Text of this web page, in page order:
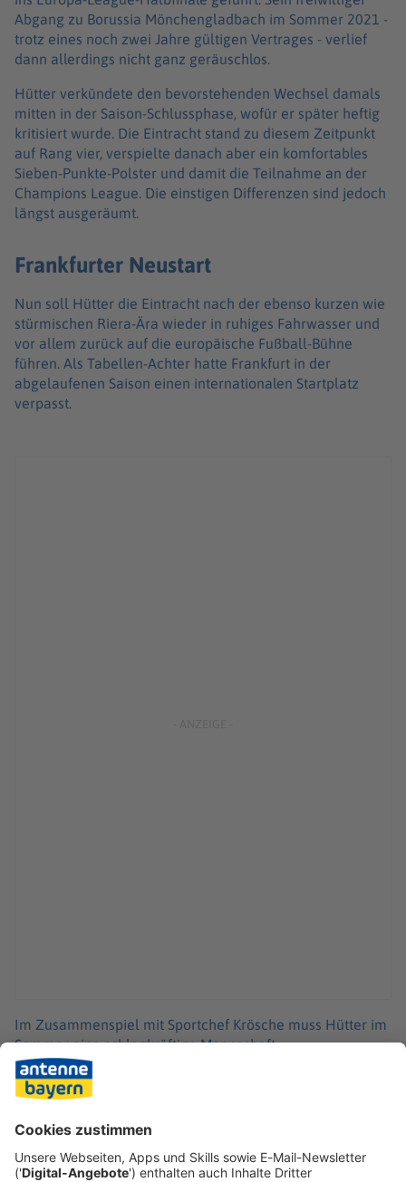
Abgang zu Borussia Mönchengladbach im Sommer 2021 -
trotz eines noch zwei Jahre gültigen Vertrages - verlief
dann allerdings nicht ganz geräuschlos.
Hütter verkündete den bevorstehenden Wechsel damals
mitten in der Saison-Schlussphase, wofür er später heftig
kritisiert wurde. Die Eintracht stand zu diesem Zeitpunkt
auf Rang vier, verspielte danach aber ein komfortables
Sieben-Punkte-Polster und damit die Teilnahme an der
Champions League. Die einstigen Differenzen sind jedoch
längst ausgeräumt.
Frankfurter Neustart
Nun soll Hütter die Eintracht nach der ebenso kurzen wie
stürmischen Riera-Ära wieder in ruhiges Fahrwasser und
vor allem zurück auf die europäische Fußball-Bühne
führen. Als Tabellen-Achter hatte Frankfurt in der
abgelaufenen Saison einen internationalen Startplatz
verpasst.
Im Zusammenspiel mit Sportchef Krösche muss Hütter im
Sommer eine schlagkräftige Mannschaft
zusammenstellen. Kein leichtes Unterfangen - haben die
Vereinsbosse doch einen personellen Neustart
ausgerufen. «Wir werden einen großen Umbruch nicht nur
erleben, sondern ihn diesmal auch wirklich wollen»,